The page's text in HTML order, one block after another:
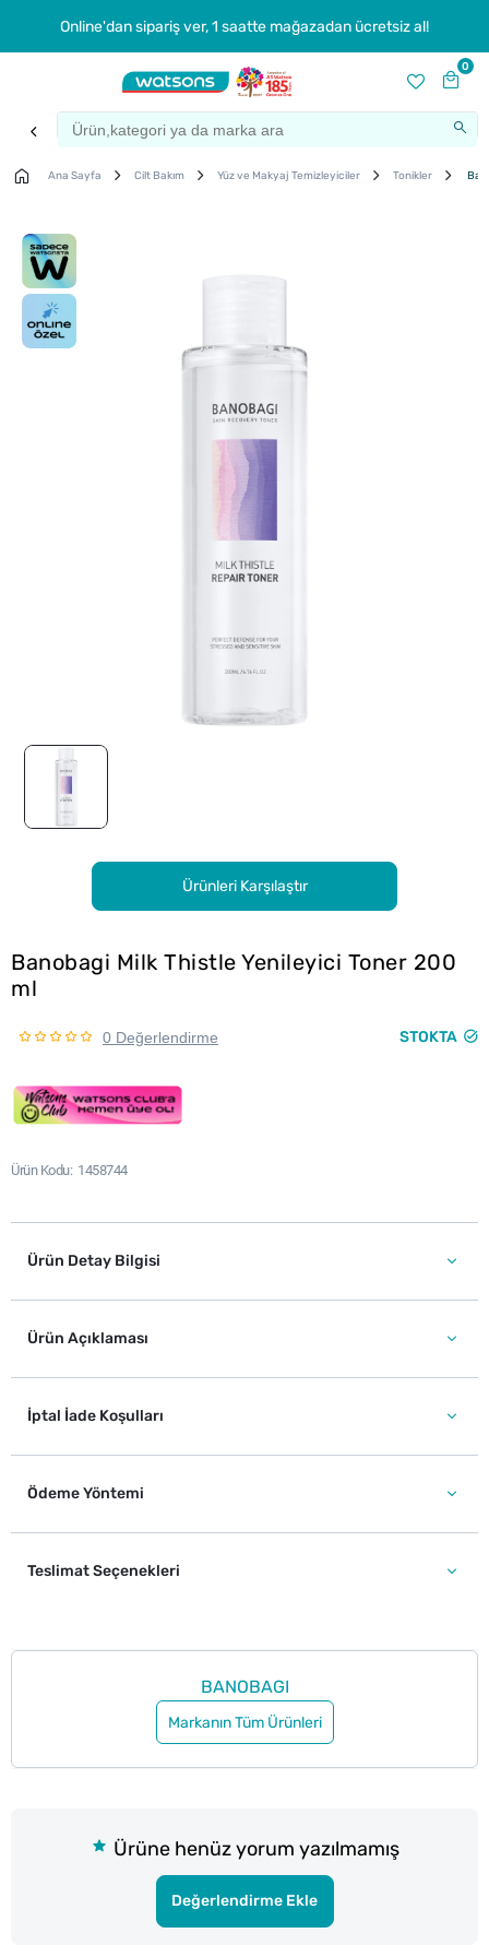
Online'dan sipariş ver, 1 saatte mağazadan ücretsiz al!
0
Ana Sayfa Cilt Bakım Yüz ve Makyaj Temizleyiciler Tonikler
Ürünleri Karşılaştır
Banobagi Milk Thistle Yenileyici Toner 200
ml
0 Değerlendirme STOKTA
Ürün Kodu 1458744
Ürün Detay Bilgisi
Ürün Açıklaması
İptal İade Koşulları
Ödeme Yöntemi
Teslimat Seçenekleri
BANOBAGI
Markanın Tüm Ürünleri
Ürüne henüz yorum yazılmamış
Değerlendirme Ekle